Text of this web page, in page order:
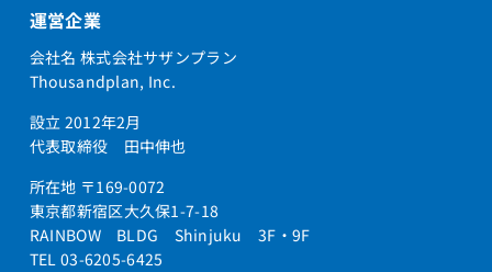
運営企業
会社名 株式会社サザンプラン
Thousandplan, Inc.
設立 2012年2月
代表取締役 田中伸也
所在地 〒169-0072
東京都新宿区大久保1-7-18
RAINBOW BLDG Shinjuku 3F・9F
TEL 03-6205-6425